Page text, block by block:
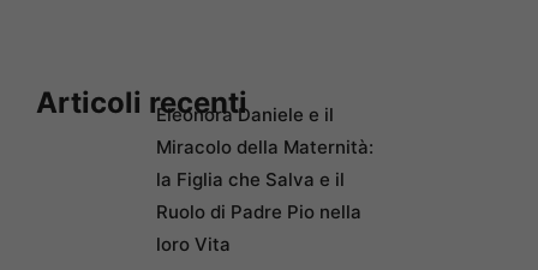
Articoli recentiEleonora Daniele e il
Miracolo della Maternità:
la Figlia che Salva e il
Ruolo di Padre Pio nella
loro Vita